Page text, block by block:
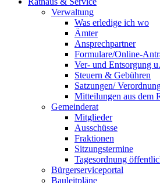
Verwaltung
Was erledige ich wo
Ämter
Ansprechpartner
Formulare/Online-
Ver- und Entsorgung
Steuern & Gebühren
Satzungen/
Mitteilungen aus dem
Gemeinderat
Mitglieder
Ausschüsse
Fraktionen
Sitzungstermine
Tagesordnung
Bürgerserviceportal
Bauleitpläne